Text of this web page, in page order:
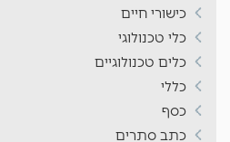
כישורי חיים
כלי טכנולוגי
כלים טכנולוגיים
כללי
כסף
כתב סתרים